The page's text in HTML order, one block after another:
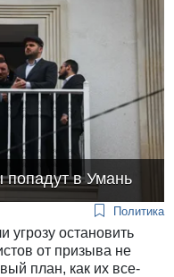
попадут в Умань
Политика
угрозу остановить
от призыва не
план, как их все-